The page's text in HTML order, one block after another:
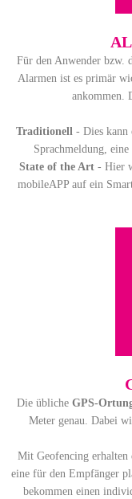
Für den Anwender bzw.
Alarmen ist es primär
ankommen.
Traditionell- Dies kann
Sprachmeldung,
State of the Art - Hier
mobileAPP auf ein
Die übliche GPS-
Meter genau. Dabei
Mit Geofencing erhalten
eine für den Empfänger
bekommen einen